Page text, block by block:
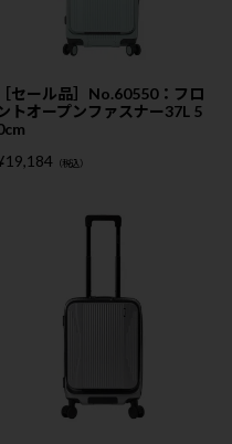
［セール品］No.60550：フロ
トオープンファスナー37L 5
19,184 （税込）